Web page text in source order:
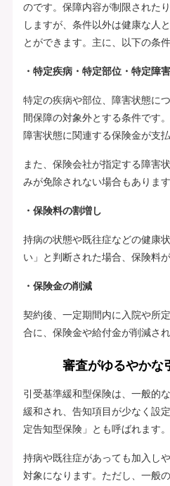
のです。保障内容が制限された
しますが、条件以外は健康な人
とができます。主に、以下の条
・特定疾病・特定部位・特定障
特定の疾病や部位、障害状態に
間保障の対象外とする条件です
障害状態に関連する保険金が支払
また、保険会社が指定する障害
みが免除されない場合もあります
・保険料の割増し
持病の状態や既往症などの健康
い」と判断された場合、保険料
・保険金の削減
契約後、一定期間内に入院や所
合に、保険金や給付金が削減され
審査がゆるやかな
引受基準緩和型保険は、一般的
緩和され、告知項目が少なく設
定告知型保険」とも呼ばれます。
持病や既往症があっても加入し
対象になります。ただし、一般